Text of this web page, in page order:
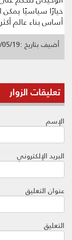
خيارًا سياسيًا
أساس بناء عالم
أضيف بتاريخ :2025/05/19
تعليقات الزوار
الإسم
البريد الإلكتروني
عنوان التعليق
التعليق